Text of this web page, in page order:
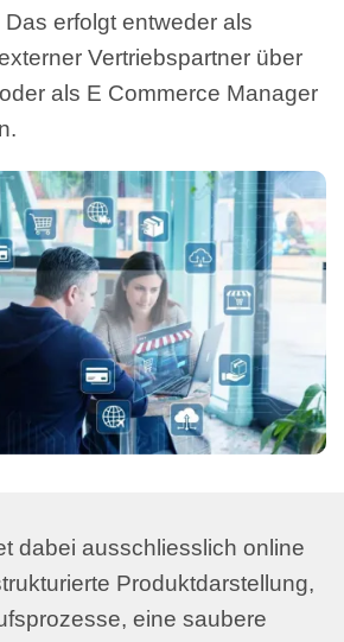
erfolgt entweder als
Vertriebspartner über
als E Commerce Manager
dabei ausschliesslich online
Produktdarstellung,
eine saubere